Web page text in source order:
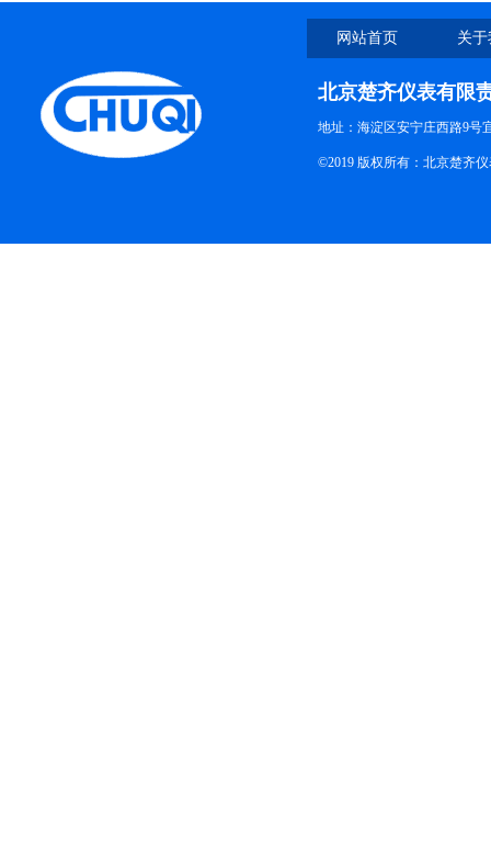
网站首页 关
北京楚齐仪表有限
地址：海淀区安宁庄西路9号
©2019 版权所有：北京楚齐